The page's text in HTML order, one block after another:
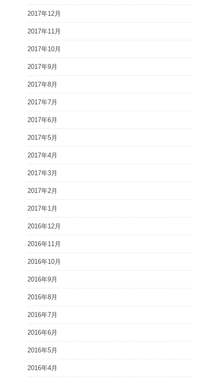
2017年12月
2017年11月
2017年10月
2017年9月
2017年8月
2017年7月
2017年6月
2017年5月
2017年4月
2017年3月
2017年2月
2017年1月
2016年12月
2016年11月
2016年10月
2016年9月
2016年8月
2016年7月
2016年6月
2016年5月
2016年4月